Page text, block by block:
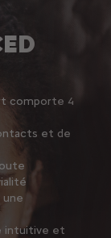
comporte 4
et de
une
intuitive et